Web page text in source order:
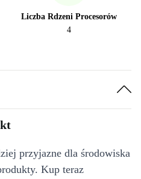
Liczba Rdzeni Procesorów
4
przyjazne dla środowiska
Kup teraz